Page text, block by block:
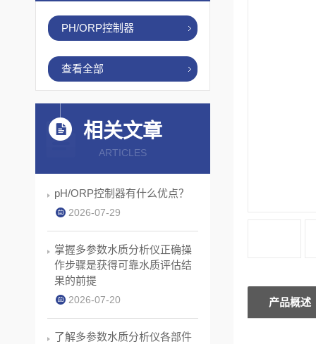
产品概述
PH/ORP控制器
查看全部
相关文章
ARTICLES
pH/ORP控制器有什么优点？
2026-07-29
掌握多参数水质分析仪正确操
作步骤是获得可靠水质评估结
果的前提
2026-07-20
了解多参数水质分析仪各部件